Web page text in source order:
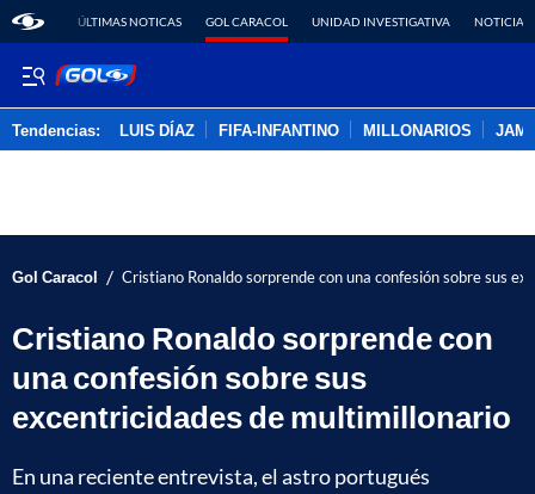
ÚLTIMAS NOTICAS GOL CARACOL UNIDAD INVESTIGATIVA NOTICIAS
Tendencias: LUIS DÍAZ FIFA-INFANTINO MILLONARIOS
Gol Caracol / Cristiano Ronaldo sorprende con una confesión sobre sus
Cristiano Ronaldo sorprende con
una confesión sobre sus
excentricidades de multimillonario
En una reciente entrevista, el astro portugués